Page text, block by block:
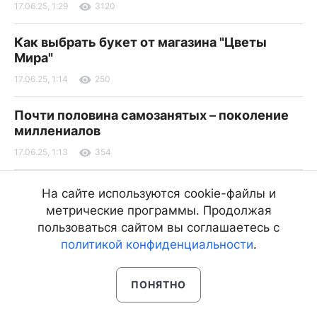
17.06.25, 1:29 3120
Как выбрать букет от магазина "Цветы
Мира"
17.06.25, 1:14 250
Почти половина самозанятых – поколение
миллениалов
17.06.25, 1:13 354
Житель Бурятии пришел в гости
к приятелю и убил его
Он также угрожал ножом хозяйке дома
17.06.25, 1:06 3905
На сайте используются cookie-файлы и
метрические программы. Продолжая
пользоваться сайтом вы соглашаетесь с
политикой конфиденциальности.
ПОНЯТНО